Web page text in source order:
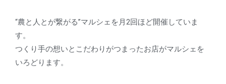
“農と人とが繋がる”マルシェを月2回ほど開催していま
す。
つくり手の想いとこだわりがつまったお店がマルシェを
いろどります。